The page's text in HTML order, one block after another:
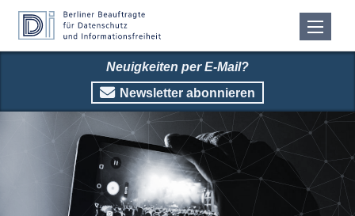
Neuigkeiten per E-Mail?
Newsletter abonnieren